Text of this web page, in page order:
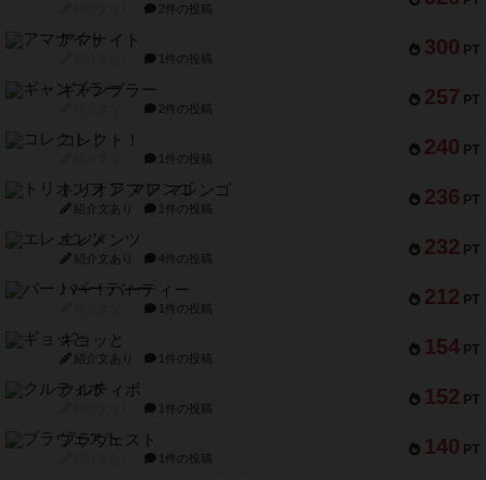
2件の投稿
300 PT
アマナイト
1件の投稿
257 PT
ギャンブラー
2件の投稿
240 PT
コレクト！
1件の投稿
236 PT
トリオンフ ア マレンゴ
紹介文あり 1件の投稿
232 PT
エレメンツ
紹介文あり 4件の投稿
212 PT
バー！パーティー
1件の投稿
154 PT
ギョッと
紹介文あり 1件の投稿
152 PT
クルティボ
1件の投稿
140 PT
ブラヴェスト
1件の投稿